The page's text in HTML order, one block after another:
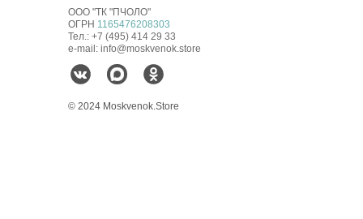
© 2024 Moskvenok.Store
ООО "ТК "ПЧОЛО"
ОГРН 1165476208303
Тел.: +7 (495) 414 29 33
e-mail: info@moskvenok.store